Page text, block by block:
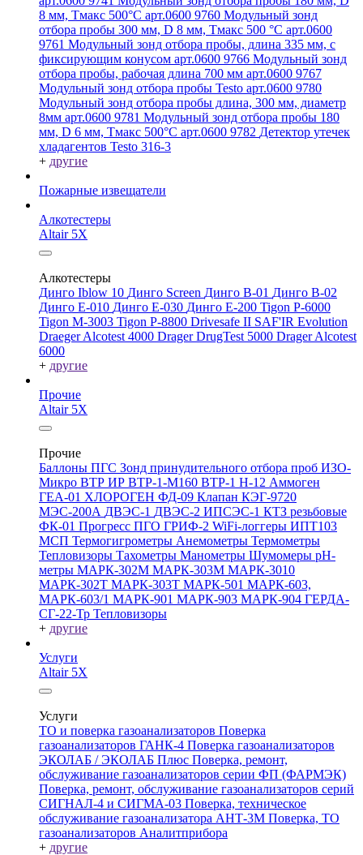
8 мм, Tмакс 500°С арт.0600 9760 Модульный зонд
отбора пробы 300 мм, D 8 мм, Tмакс 500 °C арт.0600
9761 Модульный зонд отбора пробы, длина 335 мм, с
фиксирующим конусом арт.0600 9766 Модульный зонд
отбора пробы, рабочая длина 700 мм арт.0600 9767
Модульный зонд отбора пробы Testo арт.0600 9780
Модульный зонд отбора пробы длина, 300 мм, диаметр
8мм арт.0600 9781 Модульный зонд отбора пробы 180
мм, D 6 мм, Tмакс 500°С арт.0600 9782 Детектор утечек
хладагентов Testo 316-3
+ другие
Пожарные извещатели
Алкотестеры
Altair 5X
Алкотестеры
Динго Iblow 10 Динго Screen Динго В-01 Динго В-02
Динго Е-010 Динго Е-030 Динго Е-200 Tigon P-6000
Tigon M-3003 Tigon P-8800 Drivesafe II SAF'IR Evolution
Draeger Alcotest 4000 Drager DrugTest 5000 Drager Alcotest
6000
+ другие
Прочие
Altair 5X
Прочие
Баллоны ПГС Зонд принудительного отбора проб ИЗО-
Микро ВТР ИР ВТР-1-М160 ВТР-1 Н-12 Аммоген
ГЕА-01 ХЛОРОГЕН ФД-09 Клапан КЭГ-9720
МЭС-200А ДВЭС-1 ДВЭС-2 ИПСЭС-1 КТЗ резьбовые
ФК-01 Прогресс ПГО ГРИФ-2 WiFi-логгеры ИПТ103
МСП Термогигрометры Анемометры Термометры
Тепловизоры Тахометры Манометры Шумомеры pH-
метры МАРК-302М МАРК-303М МАРК-3010
МАРК-302Т МАРК-303Т МАРК-501 МАРК-603,
МАРК-603/1 МАРК-901 МАРК-903 МАРК-904 ГЕРДА-
СГ-22-Тр Тепловизоры
+ другие
Услуги
Altair 5X
Услуги
ТО и поверка газоанализаторов Поверка
газоанализаторов ГАНК-4 Поверка газоанализаторов
ЭКОЛАБ / ЭКОЛАБ Плюс Поверка, ремонт,
обслуживание газоанализаторов серии ФП (ФАРМЭК)
Поверка, ремонт, обслуживание газоанализаторов серий
СИГНАЛ-4 и СИГМА-03 Поверка, техническое
обслуживание газоанализатора АНТ-3М Поверка, ТО
газоанализаторов Аналитприбора
+ другие